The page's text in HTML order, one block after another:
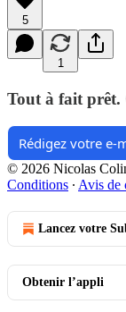
5
1
Tout à fait prêt.
© 2026 Nicolas
Conditions ∙ Avis de
Lancez votre
Obtenir l’appli